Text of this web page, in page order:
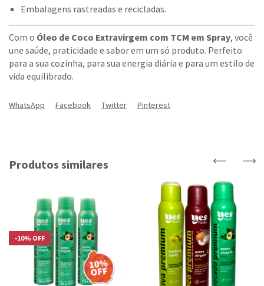
Embalagens rastreadas e recicladas.
Com o Óleo de Coco Extravirgem com TCM em Spray, você
une saúde, praticidade e sabor em um só produto. Perfeito
para a sua cozinha, para sua energia diária e para um estilo de
vida equilibrado.
WhatsApp Facebook Twitter Pinterest
Produtos similares
-10% OFF